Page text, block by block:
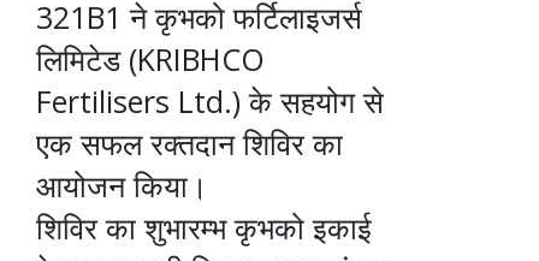
321B1 ने कृभको फर्टिलाइजर्स
लिमिटेड (KRIBHCO
Fertilisers Ltd.) के सहयोग से
एक सफल रक्तदान शिविर का
आयोजन किया।
शिविर का शुभारम्भ कृभको इकाई